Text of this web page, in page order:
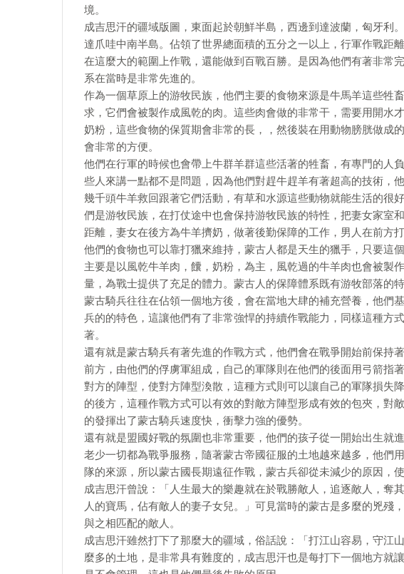
境。
成吉思汗的疆域版圖，東面起於朝鮮半島，西邊到達波蘭，匈牙利
達爪哇中南半島。佔領了世界總面積的五分之一以上，行軍作戰距
在這麼大的範圍上作戰，還能做到百戰百勝。是因為他們有著非常
系在當時是非常先進的。
作為一個草原上的游牧民族，他們主要的食物來源是牛馬羊這些牲
求，它們會被製作成風乾的肉。這些肉會做的非常干，需要用開水
奶粉，這些食物的保質期會非常的長，，然後裝在用動物膀胱做成
會非常的方便。
他們在行軍的時候也會帶上牛群羊群這些活著的牲畜，有專門的人
些人來講一點都不是問題，因為他們對趕牛趕羊有著超高的技術，
幾千頭牛羊救回跟著它們活動，有草和水源這些動物就能生活的很
們是游牧民族，在打仗途中也會保持游牧民族的特性，把妻女家室
距離，妻女在後方為牛羊擠奶，做著後勤保障的工作，男人在前方
他們的食物也可以靠打獵來維持，蒙古人都是天生的獵手，只要這
主要是以風乾牛羊肉，饢，奶粉，為主，風乾過的牛羊肉也會被製
量，為戰士提供了充足的體力。蒙古人的保障體系既有游牧部落的
蒙古騎兵往往在佔領一個地方後，會在當地大肆的補充營養，他們
兵的的特色，這讓他們有了非常強悍的持續作戰能力，同樣這種方
著。
還有就是蒙古騎兵有著先進的作戰方式，他們會在戰爭開始前保持
前方，由他們的俘虜軍組成，自己的軍隊則在他們的後面用弓箭指
對方的陣型，使對方陣型渙散，這種方式則可以讓自己的軍隊損失
的後方，這種作戰方式可以有效的對敵方陣型形成有效的包夾，對
的發揮出了蒙古騎兵速度快，衝擊力強的優勢。
還有就是盟國好戰的氛圍也非常重要，他們的孩子從一開始出生就
老少一切都為戰爭服務，隨著蒙古帝國征服的土地越來越多，他們
隊的來源，所以蒙古國長期遠征作戰，蒙古兵卻從未減少的原因，
成吉思汗曾說：「人生最大的樂趣就在於戰勝敵人，追逐敵人，奪
人的寶馬，佔有敵人的妻子女兒。」可見當時的蒙古是多麼的兇殘
與之相匹配的敵人。
成吉思汗雖然打下了那麼大的疆域，俗話說：「打江山容易，守江
麼多的土地，是非常具有難度的，成吉思汗也是每打下一個地方就